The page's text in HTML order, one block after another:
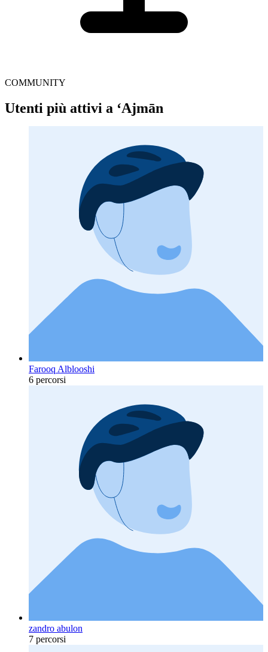
COMMUNITY
Utenti più attivi a ‘Ajmān
Farooq Alblooshi
6 percorsi
zandro abulon
7 percorsi